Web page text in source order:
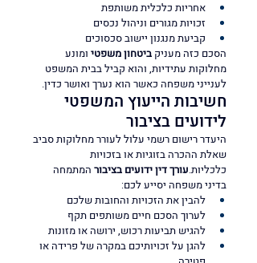
אחריות כלכלית משותפת
זכויות מגורים וניהול נכסים
קביעת מנגנון יישוב סכסוכים
הסכם כזה מעניק ביטחון משפטי ומונע
מחלוקות עתידיות, והוא קביל בבית המשפט
לענייני משפחה כאשר הוא נערך ואושר כדין.
חשיבות הייעוץ המשפטי
לידועים בציבור
היעדר רישום רשמי עלול לעורר מחלוקות סביב
שאלת ההכרה בזוגיות או בזכויות
כלכליות.עורך דין ידועים בציבור המתמחה
בדיני משפחה יסייע לכם:
להבין את הזכויות והחובות שלכם
לערוך הסכם חיים משותפים תקף
להגיש תביעות רכוש, ירושה או מזונות
להגן על זכויותיכם במקרה של פרידה או